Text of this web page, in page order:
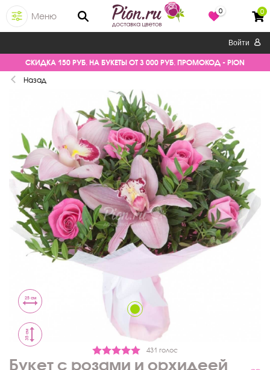
Меню
0 0
Войти
СКИДКА 150 РУБ. НА БУКЕТЫ ОТ 3 000 РУБ. ПРОМОКОД - PION
Назад
431 голос
25 см
35 см
Букет с розами и орхидеей